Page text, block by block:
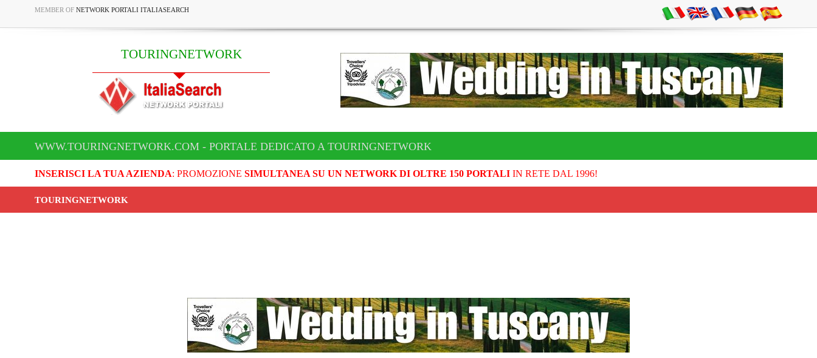
MEMBER OF NETWORK PORTALI ITALIASEARCH
TOURINGNETWORK
WWW.TOURINGNETWORK.COM - PORTALE DEDICATO A TOURINGNETWORK
INSERISCI LA TUA AZIENDA: PROMOZIONE SIMULTANEA SU UN NETWORK DI OLTRE 150 PORTALIIN RETE DAL 1996!
TOURINGNETWORK